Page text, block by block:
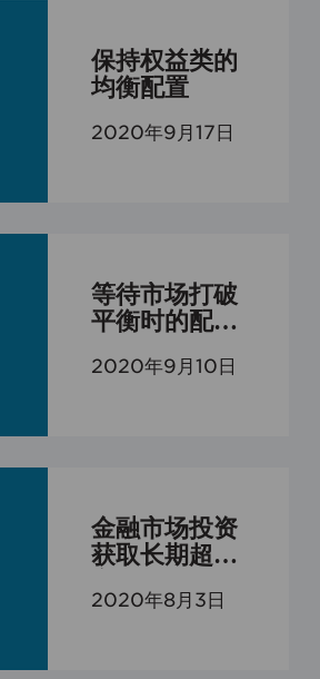
保持权益类的
均衡配置
2020年9月17日
等待市场打破
平衡时的配置
2020年9月10日
金融市场投资
获取长期超越
种复利模式
2020年8月3日